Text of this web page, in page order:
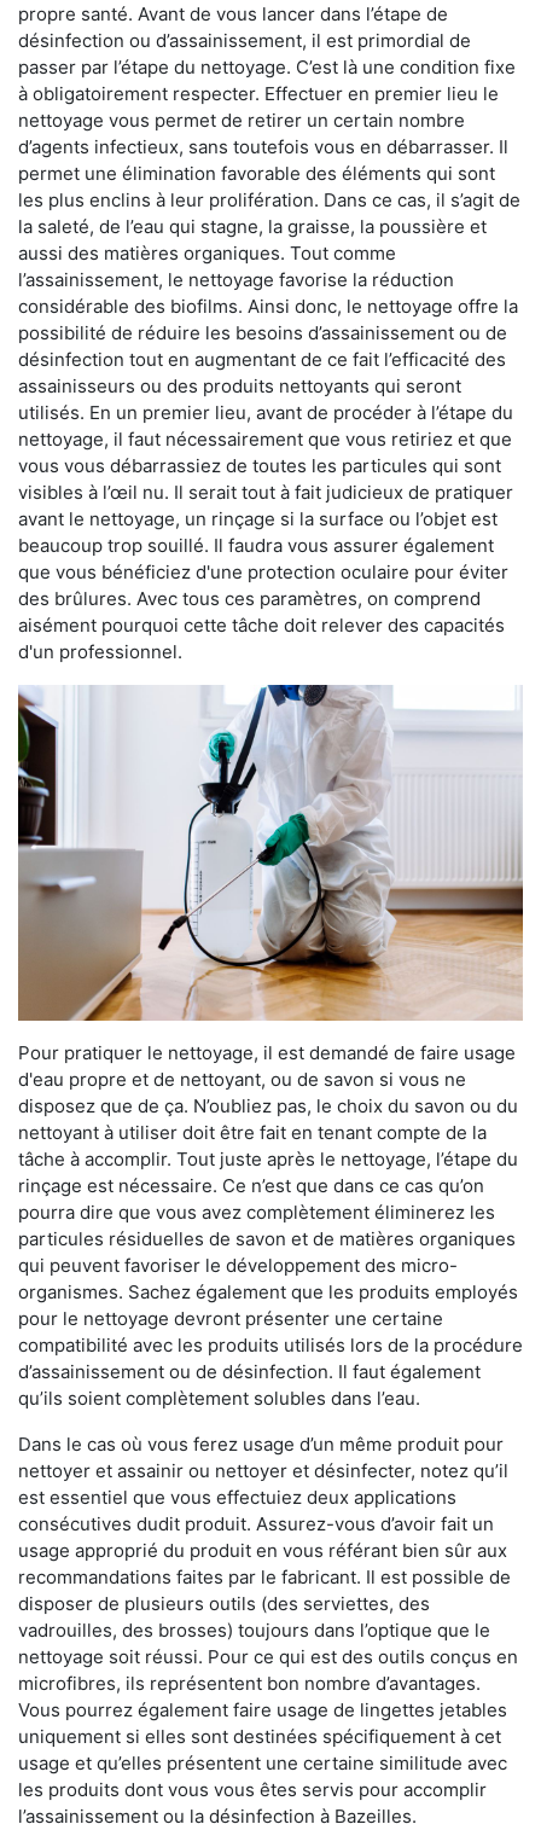
propre santé. Avant de vous lancer dans l’étape de
désinfection ou d’assainissement, il est primordial de
passer par l’étape du nettoyage. C’est là une condition fixe
à obligatoirement respecter. Effectuer en premier lieu le
nettoyage vous permet de retirer un certain nombre
d’agents infectieux, sans toutefois vous en débarrasser. Il
permet une élimination favorable des éléments qui sont
les plus enclins à leur prolifération. Dans ce cas, il s’agit de
la saleté, de l’eau qui stagne, la graisse, la poussière et
aussi des matières organiques. Tout comme
l’assainissement, le nettoyage favorise la réduction
considérable des biofilms. Ainsi donc, le nettoyage offre la
possibilité de réduire les besoins d’assainissement ou de
désinfection tout en augmentant de ce fait l’efficacité des
assainisseurs ou des produits nettoyants qui seront
utilisés. En un premier lieu, avant de procéder à l’étape du
nettoyage, il faut nécessairement que vous retiriez et que
vous vous débarrassiez de toutes les particules qui sont
visibles à l’œil nu. Il serait tout à fait judicieux de pratiquer
avant le nettoyage, un rinçage si la surface ou l’objet est
beaucoup trop souillé. Il faudra vous assurer également
que vous bénéficiez d'une protection oculaire pour éviter
des brûlures. Avec tous ces paramètres, on comprend
aisément pourquoi cette tâche doit relever des capacités
d'un professionnel.
Pour pratiquer le nettoyage, il est demandé de faire usage
d'eau propre et de nettoyant, ou de savon si vous ne
disposez que de ça. N’oubliez pas, le choix du savon ou du
nettoyant à utiliser doit être fait en tenant compte de la
tâche à accomplir. Tout juste après le nettoyage, l’étape du
rinçage est nécessaire. Ce n’est que dans ce cas qu’on
pourra dire que vous avez complètement éliminerez les
particules résiduelles de savon et de matières organiques
qui peuvent favoriser le développement des micro-
organismes. Sachez également que les produits employés
pour le nettoyage devront présenter une certaine
compatibilité avec les produits utilisés lors de la procédure
d’assainissement ou de désinfection. Il faut également
qu’ils soient complètement solubles dans l’eau.
Dans le cas où vous ferez usage d’un même produit pour
nettoyer et assainir ou nettoyer et désinfecter, notez qu’il
est essentiel que vous effectuiez deux applications
consécutives dudit produit. Assurez-vous d’avoir fait un
usage approprié du produit en vous référant bien sûr aux
recommandations faites par le fabricant. Il est possible de
disposer de plusieurs outils (des serviettes, des
vadrouilles, des brosses) toujours dans l’optique que le
nettoyage soit réussi. Pour ce qui est des outils conçus en
microfibres, ils représentent bon nombre d’avantages.
Vous pourrez également faire usage de lingettes jetables
uniquement si elles sont destinées spécifiquement à cet
usage et qu’elles présentent une certaine similitude avec
les produits dont vous vous êtes servis pour accomplir
l’assainissement ou la désinfection à Bazeilles.